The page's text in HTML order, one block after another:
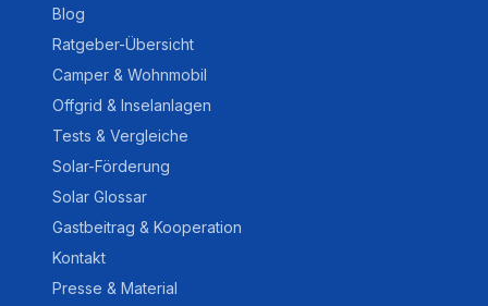
Blog
Ratgeber-Übersicht
Camper & Wohnmobil
Offgrid & Inselanlagen
Tests & Vergleiche
Solar-Förderung
Solar Glossar
Gastbeitrag & Kooperation
Kontakt
Presse & Material